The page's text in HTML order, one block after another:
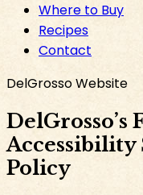
Where to Buy
Recipes
Contact
DelGrosso Website​​​​‌ ‍ ​‍​‍‌‍ ‌ ​‍‌‍‍‌‌‍‌ ‌‍‍‌‌‍ ‍​‍​‍​ ‍‍​‍​‍‌ ​ ‌‍​‌‌‍ ‍‌‍‍‌‌ ‌​‌ ‍‌​‍ ‍‌‍‍‌‌‍ ​‍​‍​‍ ​​‍​‍‌‍‍​‌ ​‍‌‍‌‌‌‍‌‍​‍​‍​ ‍‍​‍​‍‌‍‍​‌ ‌​‌ ‌​‌ ​​​ ‍‍​‍ ​‍ ‌‍ ​‌‍​‌​‍ ‌‌‍‌‍‌‍​‌‌‍ ‌‌‍‍‌‌‍‌ ‌‍ ​‌‍‍‌‌‍​‌​‍ ‌‌‍‌​‌‍‌‌‌‍ ​‌‍‌ ‌ ​‍‌‍ ‌ ​ ‌ ​ ‌‍ ​‍ ‍‌ ​ ‌‍​‌‌‍ ‍‌‍‍‌‌ ‌​‌ ‍‌​‍ ‍‌ ​ ‌ ‌​‌ ‌‌‌‍‌​‌‍‍‌‌‍ ​‍ ‌‍‍‌‌‍ ‍‌ ‌​‌‍‌‌‌‍ ‍‌ ‌​​‍ ‌‍‌‌‌‍‌​‌‍‍‌‌ ‌​​‍ ‌‍ ‌‌‍ ‌‍‌​‌‍‌‌​ ‌‌ ​​‌ ​‍‌‍‌‌‌ ​ ‌‍‌‌‌‍ ‍‌ ‌​‌‍​‌‌ ‌​‌‍‍‌‌‍ ‌‍ ‍​ ‍ ‌‍‍‌‌‍‌​​ ‌​ ‌‌​ ​​​ ‌​‌‍‌​‌‍​‍‌‍​‍​ ‌ ‌‍‌‌​‍ ‌​ ​ ‌‍‌​‌‍​ ​ ‌​​‍ ‌​ ‌​​ ‌‌​ ​‌​ ‍‌​‍ ‌‌‍​‍‌‍‌‍​ ‌ ​ ​​​‍ ‌​ ​ ​ ‌‌‌‍‌‍​ ‌‍‌‍​‌​ ​‌‌‍​‌​ ​​​ ​‌‌‍‌‍‌‍​‍‌‍‌‌​ ‍ ‌ ‌​‌ ‍‌‌ ​​‌‍‌‌​ ‌‌ ​​‌‍​‌‌‍‌ ‌‍‌‌​ ‍ ‌ ​​‌‍​‌‌ ‌​‌‍‍​​ ‌‌ ​​‌‍​‌‌‍‌ ‌‍‌‌‌​​‍‌ ‌‌‌‍‍‌‌‍ ​‌‍‌​‌‍‌‌‌ ​‍​‍‌‌​ ‌‌‌​​‍‌‌ ‌‍‍ ‌‍‌‌‌ ‍‌​‍‌‌​ ​ ‌​‌​​‍‌‌​ ​ ‌​‌​​‍‌‌​ ​‍​ ​‍​ ‍‌​ ‌‍​ ‌ ‌‍​‌​ ‌ ​ ​‌​ ​‌‌‍​‌‌‍​‌​ ‍‌​ ​‌​ ​​​‍‌‌​ ​‍​ ​‍​‍‌‌​ ‌‌‌​‌​​‍ ‍‌‍‌‌‌ ‍‌‌‍‌‌‌‍​‍‌ ​‍‌‍ ‌ ‌ ​ ‌‍​‍‌‍​‌‌ ​ ‌‍‌‌‌‌‌‌‌ ​‍‌‍ ​​ ‌‌‍‍​‌ ‌​‌ ‌​‌ ​​​‍‌‌​ ​ ‌​​‌​‍‌‌​ ​‍‌​‌‍​‍‌‌​ ​‍‌​‌‍‌‍ ​‌‍​‌​‍ ‌‌‍‌‍‌‍​‌‌‍ ‌‌‍‍‌‌‍‌ ‌‍ ​‌‍‍‌‌‍​‌​‍ ‌‌‍‌​‌‍‌‌‌‍ ​‌‍‌ ‌ ​‍‌‍ ‌ ​ ‌ ​ ‌‍ ​‍ ‍‌ ​ ‌‍​‌‌‍ ‍‌‍‍‌‌ ‌​‌ ‍‌​‍ ‍‌ ​ ‌ ‌​‌ ‌‌‌‍‌​‌‍‍‌‌‍ ​‍‌‍‌‍‍‌‌‍‌​​ ‌​ ‌‌​ ​​​ ‌​‌‍‌​‌‍​‍‌‍​‍​ ‌ ‌‍‌‌​‍ ‌​ ​ ‌‍‌​‌‍​ ​ ‌​​‍ ‌​ ‌​​ ‌‌​ ​‌​ ‍‌​‍ ‌‌‍​‍‌‍‌‍​ ‌ ​ ​​​‍ ‌​ ​ ​ ‌‌‌‍‌‍​ ‌‍‌‍​‌​ ​‌‌‍​‌​ ​​​ ​‌‌‍‌‍‌‍​‍‌‍‌‌​‍‌‍‌ ‌​‌ ‍‌‌ ​​‌‍‌‌​ ‌‌ ​​‌‍​‌‌‍‌ ‌‍‌‌​‍‌‍‌ ​​‌‍​‌‌ ‌​‌‍‍​​ ‌‌ ​​‌‍​‌‌‍‌ ‌‍‌‌‌​​‍‌ ‌‌‌‍‍‌‌‍ ​‌‍‌​‌‍‌‌‌ ​‍​‍‌‌​ ‌‌‌​​‍‌‌ ‌‍‍ ‌‍‌‌‌ ‍‌​‍‌‌​ ​ ‌​‌​​‍‌‌​ ​ ‌​‌​​‍‌‌​ ​‍​ ​‍​ ‍‌​ ‌‍​ ‌ ‌‍​‌​ ‌ ​ ​‌​ ​‌‌‍​‌‌‍​‌​ ‍‌​ ​‌​ ​​​‍‌‌​ ​‍​ ​‍​‍‌‌​ ‌‌‌​‌​​‍ ‍‌‍‌‌‌ ‍‌‌‍‌‌‌‍​‍‌ ​‍‌‍ ‌ ‌ ​‍‌‍‌ ​​‌‍‌‌‌ ​‍‌ ​ ‌ ​​‌‍‌‌‌‍​ ‌ ‌​‌‍‍‌‌ ‌‍‌‍‌‌​ ‌‌ ​​‌ ‌‌‌‍​‍‌‍ ​‌‍‍‌‌ ​ ‌‍‍​‌‍‌‌‌‍‌​​‍​‍‌ ‌
DelGrosso’s
Accessibility
Policy​​​​‌ ‍ ​‍​‍‌‍ ‌ ​‍‌‍‍‌‌‍‌ ‌‍‍‌‌‍ ‍​‍​‍​ ‍‍​‍​‍‌ ​ ‌‍​‌‌‍ ‍‌‍‍‌‌ ‌​‌ ‍‌​‍ ‍‌‍‍‌‌‍ ​‍​‍​‍ ​​‍​‍‌‍‍​‌ ​‍‌‍‌‌‌‍‌‍​‍​‍​ ‍‍​‍​‍‌‍‍​‌ ‌​‌ ‌​‌ ​​​ ‍‍​‍ ​‍ ‌‍ ​‌‍​‌​‍ ‌‌‍‌‍‌‍​‌‌‍ ‌‌‍‍‌‌‍‌ ‌‍ ​‌‍‍‌‌‍​‌​‍ ‌‌‍‌​‌‍‌‌‌‍ ​‌‍‌ ‌ ​‍‌‍ ‌ ​ ‌ ​ ‌‍ ​‍ ‍‌ ​ ‌‍​‌‌‍ ‍‌‍‍‌‌ ‌​‌ ‍‌​‍ ‍‌ ​ ‌ ‌​‌ ‌‌‌‍‌​‌‍‍‌‌‍ ​‍ ‌‍‍‌‌‍ ‍‌ ‌​‌‍‌‌‌‍ ‍‌ ‌​​‍ ‌‍‌‌‌‍‌​‌‍‍‌‌ ‌​​‍ ‌‍ ‌‌‍ ‌‍‌​‌‍‌‌​ ‌‌ ​​‌ ​‍‌‍‌‌‌ ​ ‌‍‌‌‌‍ ‍‌ ‌​‌‍​‌‌ ‌​‌‍‍‌‌‍ ‌‍ ‍​ ‍ ‌‍‍‌‌‍‌​​ ‌​ ‌‌​ ​​​ ‌​‌‍‌​‌‍​‍‌‍​‍​ ‌ ‌‍‌‌​‍ ‌​ ​ ‌‍‌​‌‍​ ​ ‌​​‍ ‌​ ‌​​ ‌‌​ ​‌​ ‍‌​‍ ‌‌‍​‍‌‍‌‍​ ‌ ​ ​​​‍ ‌​ ​ ​ ‌‌‌‍‌‍​ ‌‍‌‍​‌​ ​‌‌‍​‌​ ​​​ ​‌‌‍‌‍‌‍​‍‌‍‌‌​ ‍ ‌ ‌​‌ ‍‌‌ ​​‌‍‌‌​ ‌‌ ​​‌‍​‌‌‍‌ ‌‍‌‌​ ‍ ‌ ​​‌‍​‌‌ ‌​‌‍‍​​ ‌‌ ​​‌‍​‌‌‍‌ ‌‍‌‌‌​​‍‌ ‌‌‌‍‍‌‌‍ ​‌‍‌​‌‍‌‌‌ ​‍​‍‌‌​ ‌‌‌​​‍‌‌ ‌‍‍ ‌‍‌‌‌ ‍‌​‍‌‌​ ​ ‌​‌​​‍‌‌​ ​ ‌​‌​​‍‌‌​ ​‍​ ​‍​ ‍‌​ ‌‍​ ‌ ‌‍​‌​ ‌ ​ ​‌​ ​‌‌‍​‌‌‍​‌​ ‍‌​ ​‌​ ​​​‍‌‌​ ​‍​ ​‍​‍‌‌​ ‌‌‌​‌​​‍ ‍‌ ‌​‌‍‍‌‌ ‌​‌‍ ​‌‍‌‌​ ‌‍​‍‌‍​‌‌ ​ ‌‍‌‌‌‌‌‌‌ ​‍‌‍ ​​ ‌‌‍‍​‌ ‌​‌ ‌​‌ ​​​‍‌‌​ ​ ‌​​‌​‍‌‌​ ​‍‌​‌‍​‍‌‌​ ​‍‌​‌‍‌‍ ​‌‍​‌​‍ ‌‌‍‌‍‌‍​‌‌‍ ‌‌‍‍‌‌‍‌ ‌‍ ​‌‍‍‌‌‍​‌​‍ ‌‌‍‌​‌‍‌‌‌‍ ​‌‍‌ ‌ ​‍‌‍ ‌ ​ ‌ ​ ‌‍ ​‍ ‍‌ ​ ‌‍​‌‌‍ ‍‌‍‍‌‌ ‌​‌ ‍‌​‍ ‍‌ ​ ‌ ‌​‌ ‌‌‌‍‌​‌‍‍‌‌‍ ​‍‌‍‌‍‍‌‌‍‌​​ ‌​ ‌‌​ ​​​ ‌​‌‍‌​‌‍​‍‌‍​‍​ ‌ ‌‍‌‌​‍ ‌​ ​ ‌‍‌​‌‍​ ​ ‌​​‍ ‌​ ‌​​ ‌‌​ ​‌​ ‍‌​‍ ‌‌‍​‍‌‍‌‍​ ‌ ​ ​​​‍ ‌​ ​ ​ ‌‌‌‍‌‍​ ‌‍‌‍​‌​ ​‌‌‍​‌​ ​​​ ​‌‌‍‌‍‌‍​‍‌‍‌‌​‍‌‍‌ ‌​‌ ‍‌‌ ​​‌‍‌‌​ ‌‌ ​​‌‍​‌‌‍‌ ‌‍‌‌​‍‌‍‌ ​​‌‍​‌‌ ‌​‌‍‍​​ ‌‌ ​​‌‍​‌‌‍‌ ‌‍‌‌‌​​‍‌ ‌‌‌‍‍‌‌‍ ​‌‍‌​‌‍‌‌‌ ​‍​‍‌‌​ ‌‌‌​​‍‌‌ ‌‍‍ ‌‍‌‌‌ ‍‌​‍‌‌​ ​ ‌​‌​​‍‌‌​ ​ ‌​‌​​‍‌‌​ ​‍​ ​‍​ ‍‌​ ‌‍​ ‌ ‌‍​‌​ ‌ ​ ​‌​ ​‌‌‍​‌‌‍​‌​ ‍‌​ ​‌​ ​​​‍‌‌​ ​‍​ ​‍​‍‌‌​ ‌‌‌​‌​​‍ ‍‌ ‌​‌‍‍‌‌ ‌​‌‍ ​‌‍‌‌​‍‌‍‌ ​​‌‍‌‌‌ ​‍‌ ​ ‌ ​​‌‍‌‌‌‍​ ‌ ‌​‌‍‍‌‌ ‌‍‌‍‌‌​ ‌‌ ​​‌ ‌‌‌‍​‍‌‍ ​‌‍‍‌‌ ​ ‌‍‍​‌‍‌‌‌‍‌​​‍​‍‌ ‌